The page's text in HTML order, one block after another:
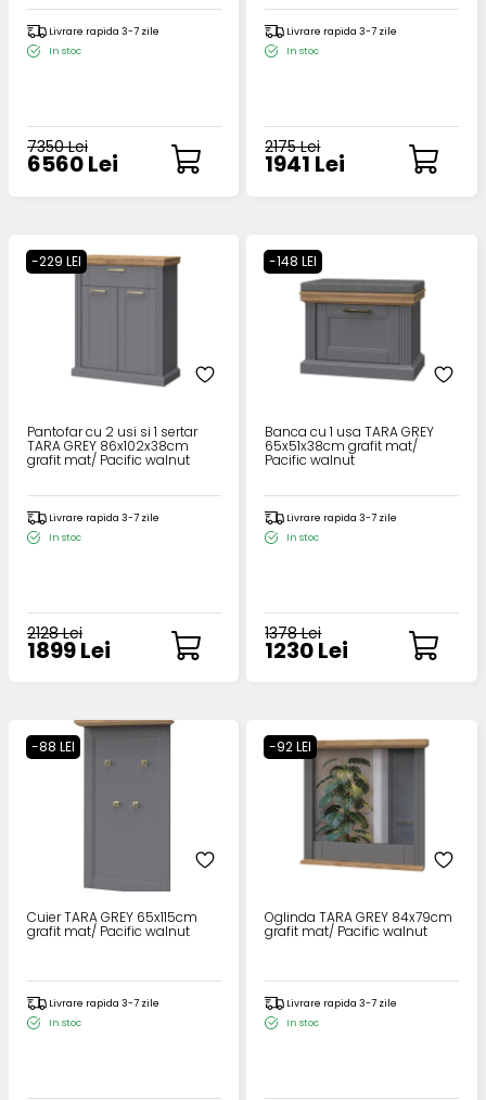
Livrare rapida 3-7 zile
In stoc
7350 Lei
6560 Lei
Livrare rapida 3-7 zile
In stoc
2175 Lei
1941 Lei
-229 LEI
Pantofar cu 2 usi si 1 sertar
TARA GREY 86x102x38cm
grafit mat/ Pacific walnut
Livrare rapida 3-7 zile
In stoc
2128 Lei
1899 Lei
-148 LEI
Banca cu 1 usa TARA GREY
65x51x38cm grafit mat/
Pacific walnut
Livrare rapida 3-7 zile
In stoc
1378 Lei
1230 Lei
-88 LEI
Cuier TARA GREY 65x115cm
grafit mat/ Pacific walnut
Livrare rapida 3-7 zile
In stoc
-92 LEI
Oglinda TARA GREY 84x79cm
grafit mat/ Pacific walnut
Livrare rapida 3-7 zile
In stoc